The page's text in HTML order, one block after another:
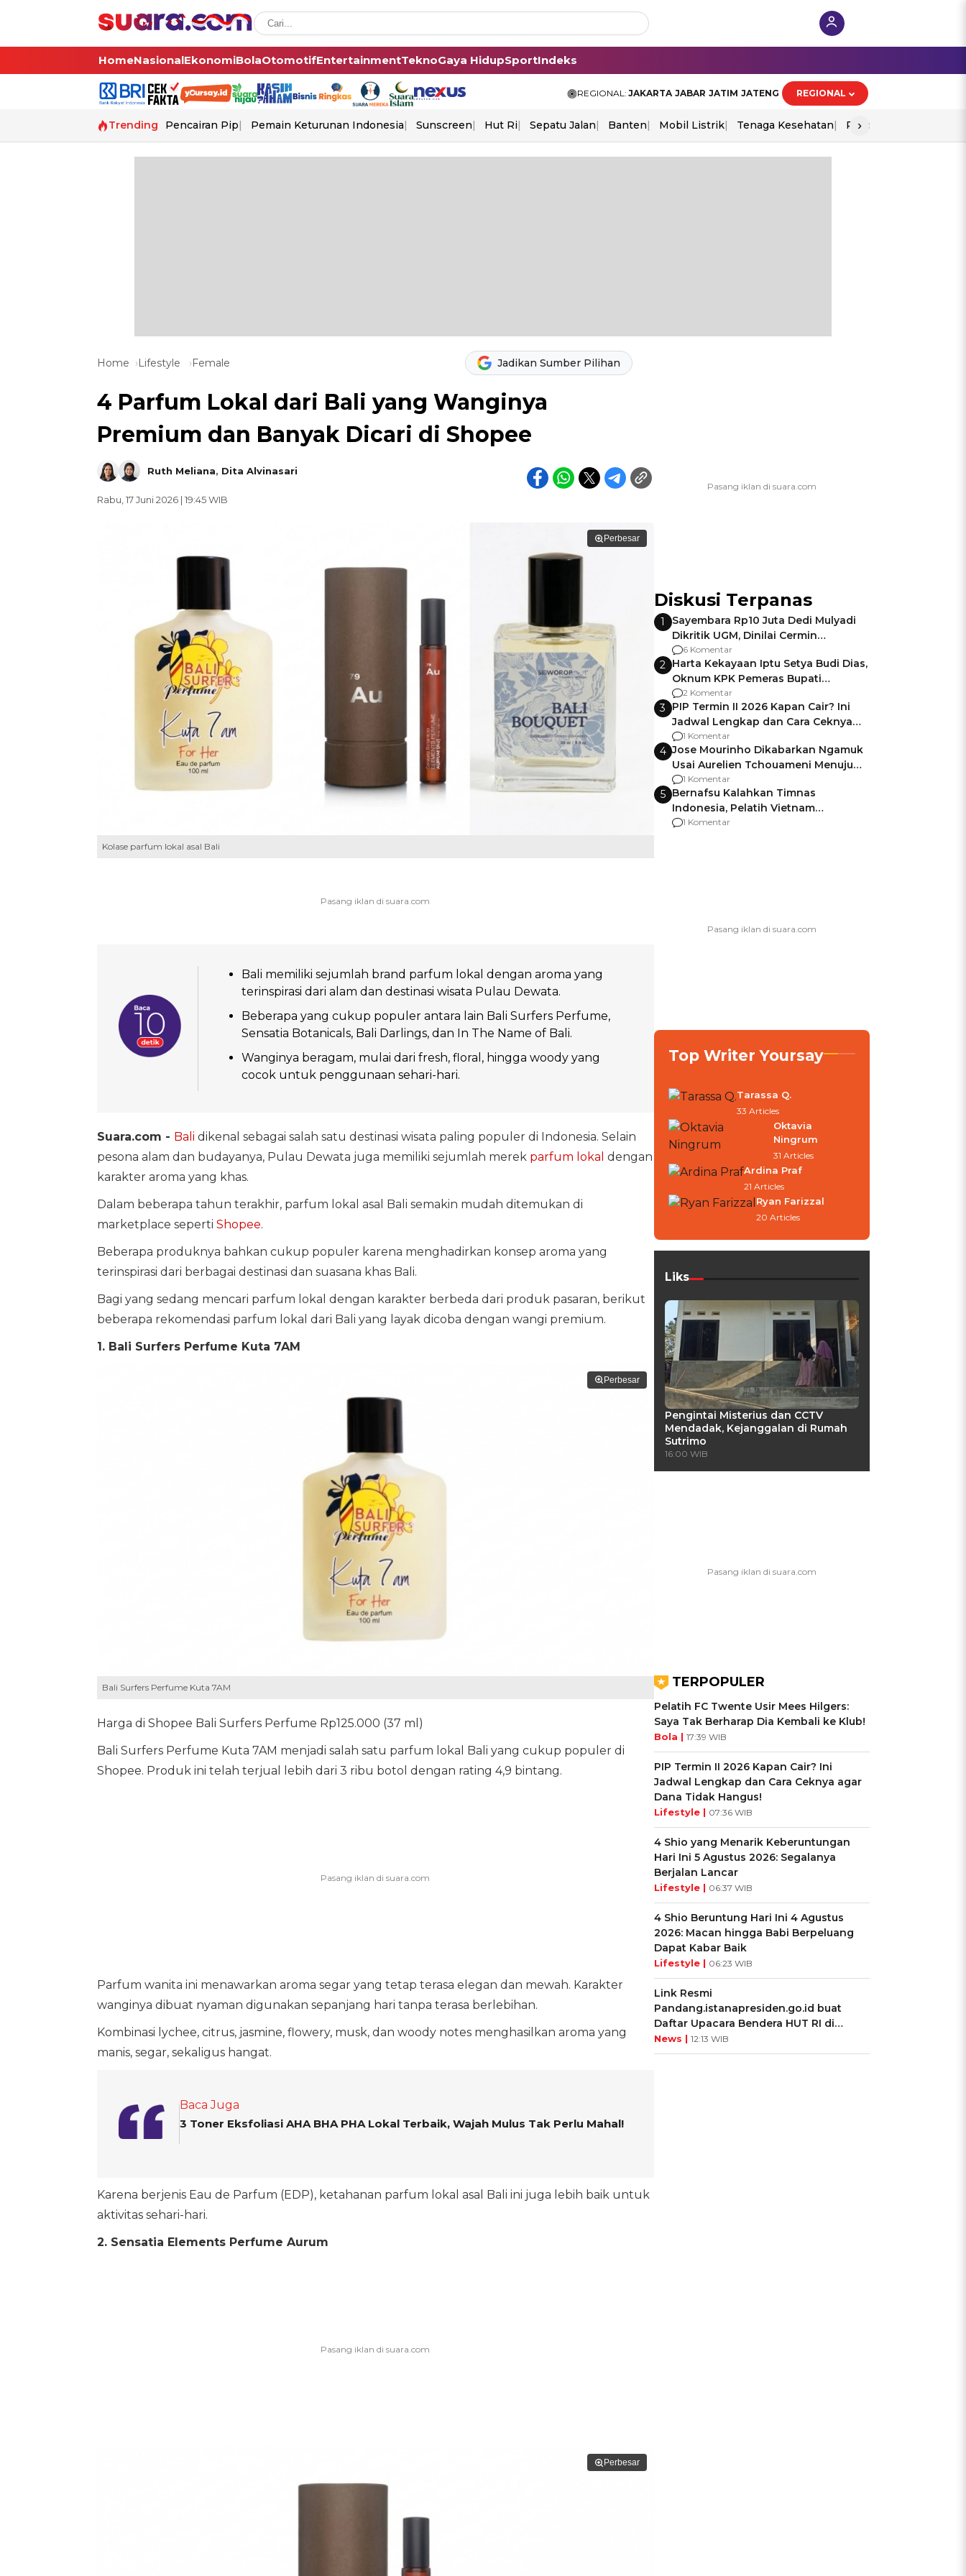
HomeNasionalEkonomiBolaOtomotifEntertainmentTeknoGaya HidupSportIndeks
REGIONAL: JAKARTA JABAR JATIM JATENG REGIONAL
Trending Pencairan Pip Pemain Keturunan Indonesia Sunscreen Hut Ri Sepatu Jalan Banten Mobil Listrik Tenaga Kesehatan Piala Aff 2026
›
Home Lifestyle Female Jadikan Sumber Pilihan
4 Parfum Lokal dari Bali yang Wanginya
Premium dan Banyak Dicari di Shopee
Ruth Meliana, Dita Alvinasari
Rabu, 17 Juni 2026 | 19:45 WIB
Perbesar
Kolase parfum lokal asal Bali
Bali memiliki sejumlah brand parfum lokal dengan aroma yang
terinspirasi dari alam dan destinasi wisata Pulau Dewata.
Beberapa yang cukup populer antara lain Bali Surfers Perfume,
Sensatia Botanicals, Bali Darlings, dan In The Name of Bali.
Wanginya beragam, mulai dari fresh, floral, hingga woody yang
cocok untuk penggunaan sehari-hari.
Suara.com - Bali dikenal sebagai salah satu destinasi wisata paling populer di Indonesia. Selain
pesona alam dan budayanya, Pulau Dewata juga memiliki sejumlah merek parfum lokal dengan
karakter aroma yang khas.
Dalam beberapa tahun terakhir, parfum lokal asal Bali semakin mudah ditemukan di
marketplace seperti Shopee.
Beberapa produknya bahkan cukup populer karena menghadirkan konsep aroma yang
terinspirasi dari berbagai destinasi dan suasana khas Bali.
Bagi yang sedang mencari parfum lokal dengan karakter berbeda dari produk pasaran, berikut
beberapa rekomendasi parfum lokal dari Bali yang layak dicoba dengan wangi premium.
1. Bali Surfers Perfume Kuta 7AM
Perbesar
Bali Surfers Perfume Kuta 7AM
Harga di Shopee Bali Surfers Perfume Rp125.000 (37 ml)
Bali Surfers Perfume Kuta 7AM menjadi salah satu parfum lokal Bali yang cukup populer di
Shopee. Produk ini telah terjual lebih dari 3 ribu botol dengan rating 4,9 bintang.
Parfum wanita ini menawarkan aroma segar yang tetap terasa elegan dan mewah. Karakter
wanginya dibuat nyaman digunakan sepanjang hari tanpa terasa berlebihan.
Kombinasi lychee, citrus, jasmine, flowery, musk, dan woody notes menghasilkan aroma yang
manis, segar, sekaligus hangat.
Baca Juga
3 Toner Eksfoliasi AHA BHA PHA Lokal Terbaik, Wajah Mulus Tak Perlu Mahal!
Karena berjenis Eau de Parfum (EDP), ketahanan parfum lokal asal Bali ini juga lebih baik untuk
aktivitas sehari-hari.
2. Sensatia Elements Perfume Aurum
Perbesar
Diskusi Terpanas
1
Sayembara Rp10 Juta Dedi Mulyadi
Dikritik UGM, Dinilai Cermin
Gagalnya Negara Jamin Keamanan
6 Komentar
2 Harta Kekayaan Iptu Setya Budi Dias,
Oknum KPK Pemeras Bupati
Pemalang
2 Komentar
3 PIP Termin II 2026 Kapan Cair? Ini
Jadwal Lengkap dan Cara Ceknya
agar Dana Tidak Hangus!
1 Komentar
4 Jose Mourinho Dikabarkan Ngamuk
Usai Aurelien Tchouameni Menuju
Manchester United
1 Komentar
5 Bernafsu Kalahkan Timnas
Indonesia, Pelatih Vietnam
Berencana Pakai Jimat di Pakansari
1 Komentar
Top Writer Yoursay
Tarassa Q.
33 Articles
Oktavia
Ningrum
31 Articles
Ardina Praf
21 Articles
Ryan Farizzal
20 Articles
Liks
Pengintai Misterius dan CCTV
Mendadak, Kejanggalan di Rumah
Sutrimo
16:00 WIB
TERPOPULER
Pelatih FC Twente Usir Mees Hilgers:
Saya Tak Berharap Dia Kembali ke Klub!
Bola | 17:39 WIB
PIP Termin II 2026 Kapan Cair? Ini
Jadwal Lengkap dan Cara Ceknya agar
Dana Tidak Hangus!
Lifestyle | 07:36 WIB
4 Shio yang Menarik Keberuntungan
Hari Ini 5 Agustus 2026: Segalanya
Berjalan Lancar
Lifestyle | 06:37 WIB
4 Shio Beruntung Hari Ini 4 Agustus
2026: Macan hingga Babi Berpeluang
Dapat Kabar Baik
Lifestyle | 06:23 WIB
Link Resmi
Pandang.istanapresiden.go.id buat
Daftar Upacara Bendera HUT RI di
Istana Negara
News | 12:13 WIB